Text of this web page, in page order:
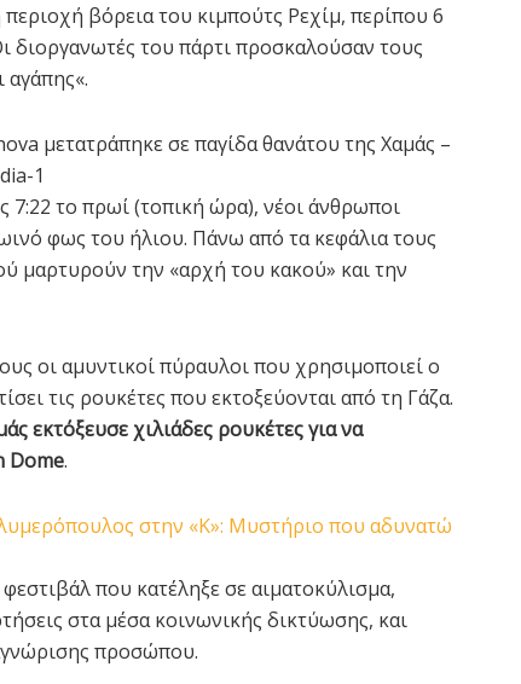
βόρεια του κιμπούτς Ρεχίμ, περίπου 6
διοργανωτές του πάρτι προσκαλούσαν τους
αγάπης«.
7:22 το πρωί (τοπική ώρα), νέοι άνθρωποι
φως του ήλιου. Πάνω από τα κεφάλια τους
μαρτυρούν την «αρχή του κακού» και την
οι αμυντικοί πύραυλοι που χρησιμοποιεί ο
τις ρουκέτες που εκτοξεύονται από τη Γάζα.
εκτόξευσε χιλιάδες ρουκέτες για να
Dome.
που κατέληξε σε αιματοκύλισμα,
στα μέσα κοινωνικής δικτύωσης, και
προσώπου.